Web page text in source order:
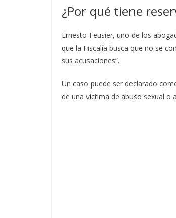
¿Por qué tiene
Ernesto Feusier, uno de los
que la Fiscalía busca que no se
sus acusaciones”.
Un caso puede ser declarado
de una víctima de abuso sexual o